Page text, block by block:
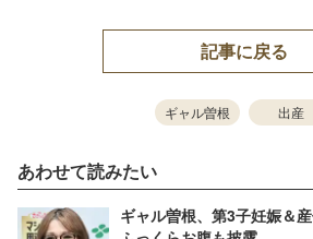
記事に戻る
ギャル曽根 出産
あわせて読みたい
ギャル曽根、第3子妊娠＆